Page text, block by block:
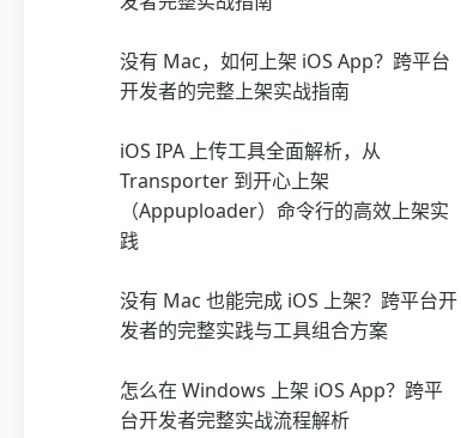
没有 Mac，如何上架 iOS App？跨平台
开发者的完整上架实战指南
iOS IPA 上传工具全面解析，从
Transporter 到开心上架
（Appuploader）命令行的高效上架实
践
没有 Mac 也能完成 iOS 上架？跨平台开
发者的完整实践与工具组合方案
怎么在 Windows 上架 iOS App？跨平
台开发者完整实战流程解析